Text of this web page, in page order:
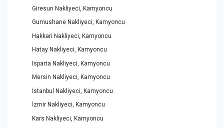
Giresun Nakliyeci, Kamyoncu
Gumushane Nakliyeci, Kamyoncu
Hakkari Nakliyeci, Kamyoncu
Hatay Nakliyeci, Kamyoncu
Isparta Nakliyeci, Kamyoncu
Mersin Nakliyeci, Kamyoncu
İstanbul Nakliyeci, Kamyoncu
İzmir Nakliyeci, Kamyoncu
Kars Nakliyeci, Kamyoncu